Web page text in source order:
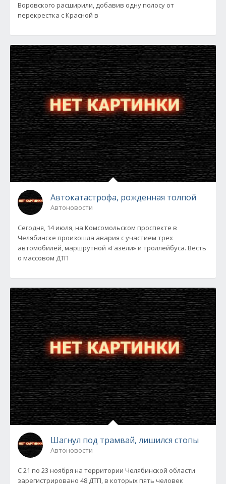
Воровского расширили, добавив одну полосу от
перекрестка с Красной в
Автокатастрофа, рожденная толпой
Автоновости
Сегодня, 14 июля, на Комсомольском проспекте в
Челябинске произошла авария с участием трех
автомобилей, маршрутной «Газели» и троллейбуса. Весть
о массовом ДТП
Шагнул под трамвай, лишился стопы
Автоновости
C 21 по 23 ноября на территории Челябинской области
зарегистрировано 48 ДТП, в которых пять человек